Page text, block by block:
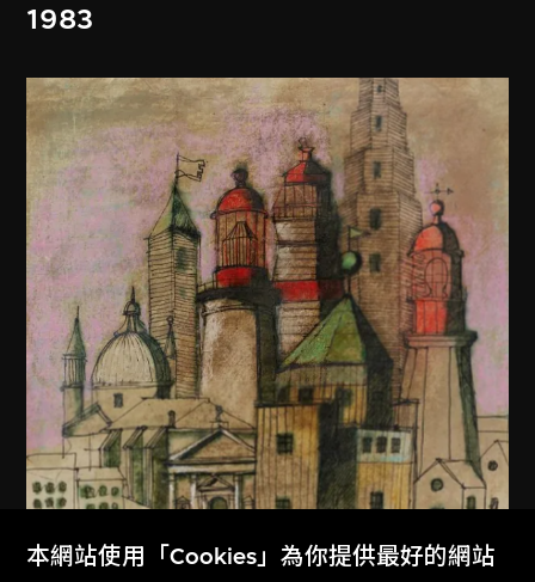
1983
本網站使用「Cookies」為你提供最好的網站